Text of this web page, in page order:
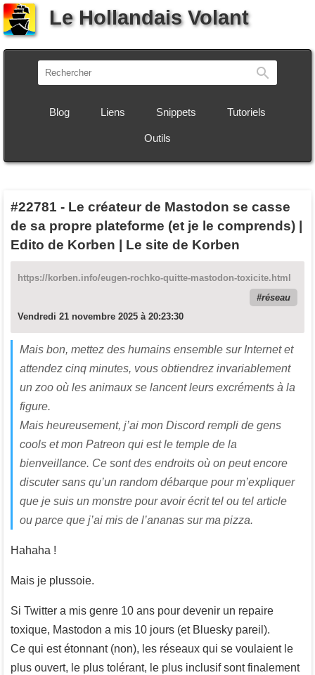
Le Hollandais Volant
Blog Liens Snippets Tutoriels
Outils
#22781 - Le créateur de Mastodon se casse
de sa propre plateforme (et je le comprends) |
Edito de Korben | Le site de Korben
https://korben.info/eugen-rochko-quitte-mastodon-toxicite.html
réseau
Vendredi 21 novembre 2025 à 20:23:30
Mais bon, mettez des humains ensemble sur Internet et
attendez cinq minutes, vous obtiendrez invariablement
un zoo où les animaux se lancent leurs excréments à la
figure.
Mais heureusement, j’ai mon Discord rempli de gens
cools et mon Patreon qui est le temple de la
bienveillance. Ce sont des endroits où on peut encore
discuter sans qu’un random débarque pour m’expliquer
que je suis un monstre pour avoir écrit tel ou tel article
ou parce que j’ai mis de l’ananas sur ma pizza.
Hahaha !
Mais je plussoie.
Si Twitter a mis genre 10 ans pour devenir un repaire
toxique, Mastodon a mis 10 jours (et Bluesky pareil).
Ce qui est étonnant (non), les réseaux qui se voulaient le
plus ouvert, le plus tolérant, le plus inclusif sont finalement